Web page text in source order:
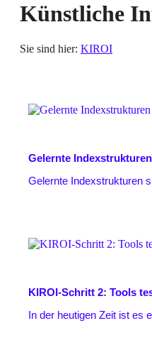
Künstliche
Sie sind hier: KIROI
Gelernte
Gelernte Indexstrukturen
KIROI-Schritt 2: Tools
In der heutigen Zeit ist es